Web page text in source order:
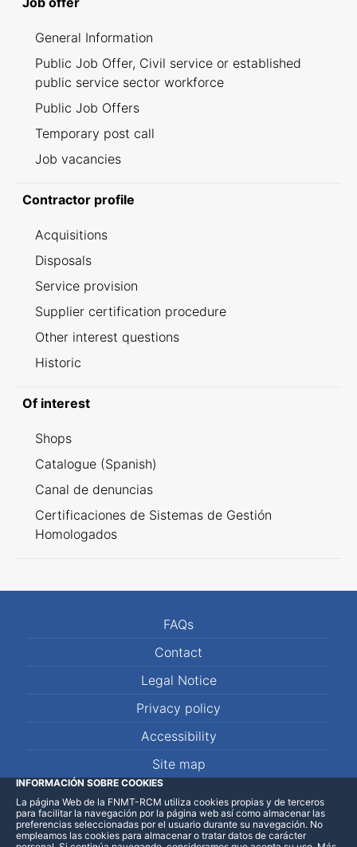
General Information
Public Job Offer, Civil service or established
public service sector workforce
Public Job Offers
Temporary post call
Job vacancies
Contractor profile
Acquisitions
Disposals
Service provision
Supplier certification procedure
Other interest questions
Historic
Of interest
Shops
Catalogue (Spanish)
Canal de denuncias
Certificaciones de Sistemas de Gestión
Homologados
FAQs
Contact
Legal Notice
Privacy policy
Accessibility
Site map
LinkedInFacebookWhatsApp
INFORMACIÓN SOBRE COOKIES
La página Web de la FNMT-RCM utiliza cookies propias y de terceros
para facilitar la navegación por la página web así como almacenar las
preferencias seleccionadas por el usuario durante su navegación. No
empleamos las cookies para almacenar o tratar datos de carácter